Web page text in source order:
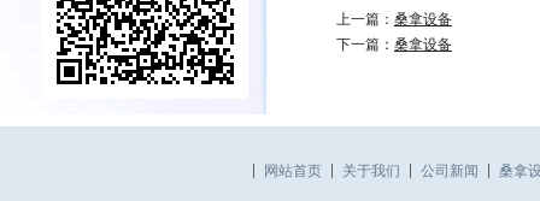
上一篇： 桑拿设备
下一篇： 桑拿设备
网站首页 关于我们 公司新闻 桑拿